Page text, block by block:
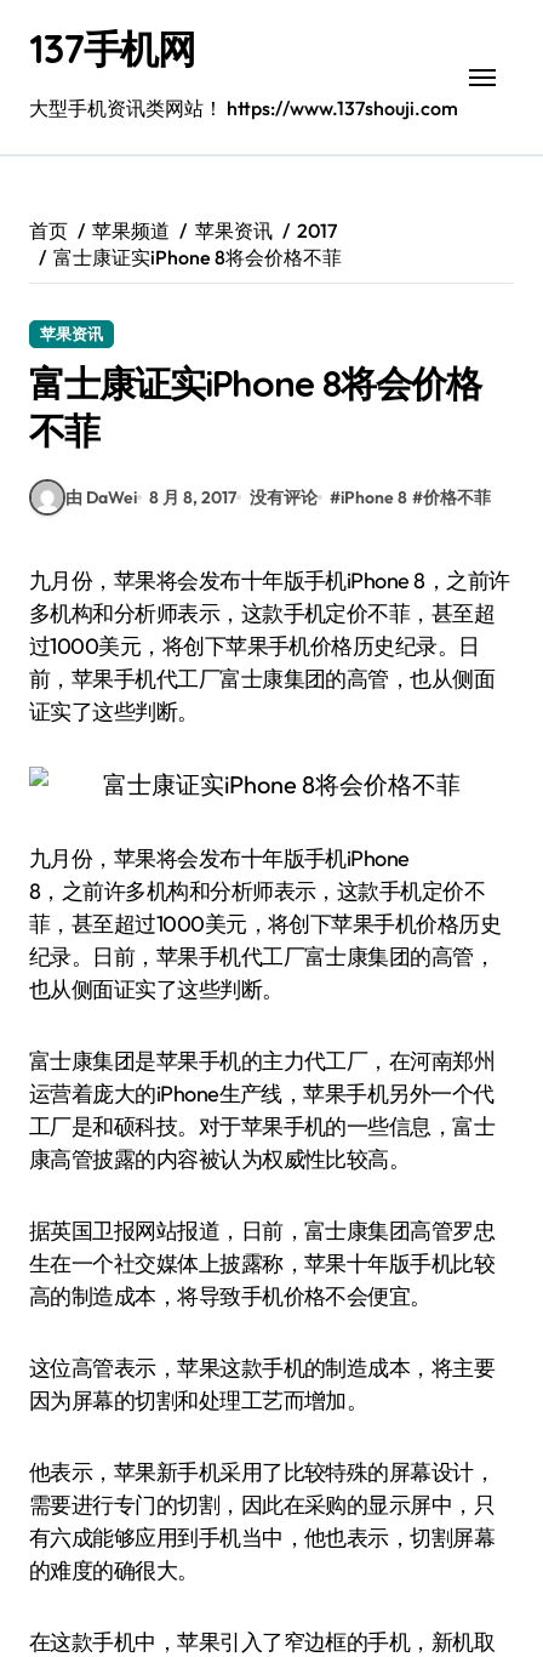
137手机网
大型手机资讯类网站！ https://www.137shouji.com
首页 苹果频道 苹果资讯
2017
富士康证实iPhone 8将会价格不菲
苹果资讯
富士康证实iPhone 8将会价格
不菲
由 DaWei 8 月 8, 2017 没有评论 #iPhone 8 #价格不菲
九月份，苹果将会发布十年版手机iPhone 8，之前许
多机构和分析师表示，这款手机定价不菲，甚至超
过1000美元，将创下苹果手机价格历史纪录。日
前，苹果手机代工厂富士康集团的高管，也从侧面
证实了这些判断。
九月份，苹果将会发布十年版手机iPhone
8，之前许多机构和分析师表示，这款手机定价不
菲，甚至超过1000美元，将创下苹果手机价格历史
纪录。日前，苹果手机代工厂富士康集团的高管，
也从侧面证实了这些判断。
富士康集团是苹果手机的主力代工厂，在河南郑州
运营着庞大的iPhone生产线，苹果手机另外一个代
工厂是和硕科技。对于苹果手机的一些信息，富士
康高管披露的内容被认为权威性比较高。
据英国卫报网站报道，日前，富士康集团高管罗忠
生在一个社交媒体上披露称，苹果十年版手机比较
高的制造成本，将导致手机价格不会便宜。
这位高管表示，苹果这款手机的制造成本，将主要
因为屏幕的切割和处理工艺而增加。
他表示，苹果新手机采用了比较特殊的屏幕设计，
需要进行专门的切割，因此在采购的显示屏中，只
有六成能够应用到手机当中，他也表示，切割屏幕
的难度的确很大。
在这款手机中，苹果引入了窄边框的手机，新机取